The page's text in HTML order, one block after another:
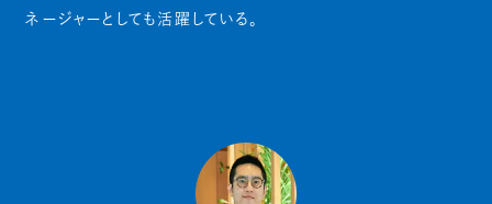
ネージャーとしても活躍している。